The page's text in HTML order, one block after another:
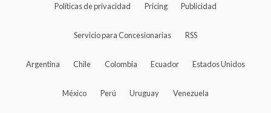
Políticas de privacidad Pricing Publicidad
Servicio para Concesionarias RSS
Argentina Chile Colombia Ecuador Estados Unidos
México Perú Uruguay Venezuela